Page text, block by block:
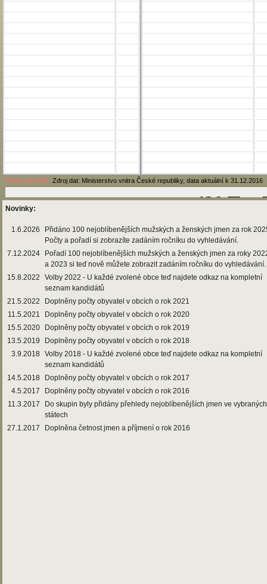
Verze pro tisk Zdroj dat: Ministerstvo vnitra České republiky, data aktuální k 31.12.2016
Novinky:
1.6.2026
Přidáno 100 nejoblíbenějších mužských a ženských jmen za rok
Počty a pořadí si zobrazíte zadáním ročníku do vyhledávání.
7.12.2024
Pořadí 100 nejoblíbenějších mužských a ženských jmen za roky
a 2023 si teď nově můžete zobrazit zadáním ročníku do vyhledávání.
15.8.2022
Volby 2022 - U každé zvolené obce teď najdete odkaz na kompletní
seznam kandidátů
21.5.2022
Doplněny počty obyvatel v obcích o rok 2021
11.5.2021
Doplněny počty obyvatel v obcích o rok 2020
15.5.2020
Doplněny počty obyvatel v obcích o rok 2019
13.5.2019
Doplněny počty obyvatel v obcích o rok 2018
3.9.2018 Volby 2018 - U každé zvolené obce teď najdete odkaz na kompletní
seznam kandidátů
14.5.2018
Doplněny počty obyvatel v obcích o rok 2017
4.5.2017
Doplněny počty obyvatel v obcích o rok 2016
11.3.2017
Do skupin byly přidány přehledy nejoblíbenějších jmen ve vybraných
státech
27.1.2017
Doplněna četnost jmen a příjmení o rok 2016